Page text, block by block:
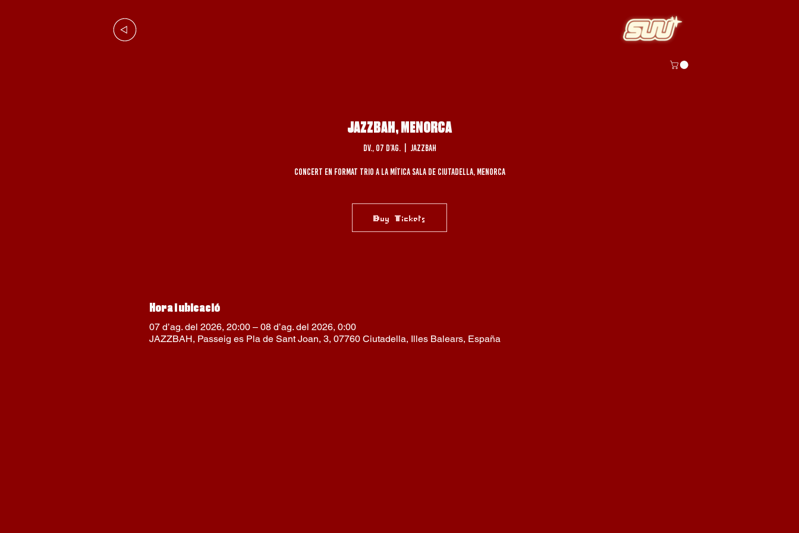
JAZZBAH, MENORCA
dv., 07 d’ag.
  |
JAZZBAH
Concert en format trio a la mítica sala de Ciutadella, Menorca
Buy Tickets
Hora i ubicació
07 d’ag. del 2026, 20:00 – 08 d’ag. del 2026, 0:00
JAZZBAH, Passeig es Pla de Sant Joan, 3, 07760 Ciutadella, Illes Balears, España